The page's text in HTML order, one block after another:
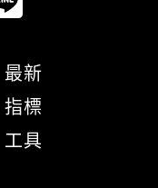
最新
指標
工具